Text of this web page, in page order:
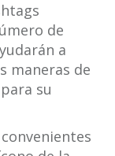
de
a
maneras de
su